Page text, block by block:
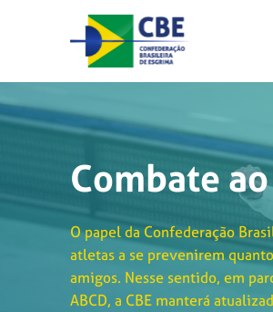
Combate
O papel da Confederação
atletas a se prevenirem
amigos. Nesse sentido, em
ABCD, a CBE manterá